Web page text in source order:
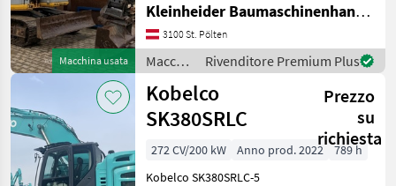
Macchina usata
Tieflöffel, 1 Böschungslöffel
Macchine edili Escavatori
cingolati
Kleinheider Baumaschinenhandel GmbH.
3100 St. Pölten
Macchine
edili /
Kobelco
Rivenditore Premium Plus
Kobelco
SK380SRLC
Prezzo
su
richiesta
272 CV/200 kW Anno prod. 2022
789 h
Kobelco SK380SRLC-5